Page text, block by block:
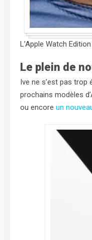
L’Apple Watch
Le plein de
Ive ne s’est pas
prochains modèles
ou encore un